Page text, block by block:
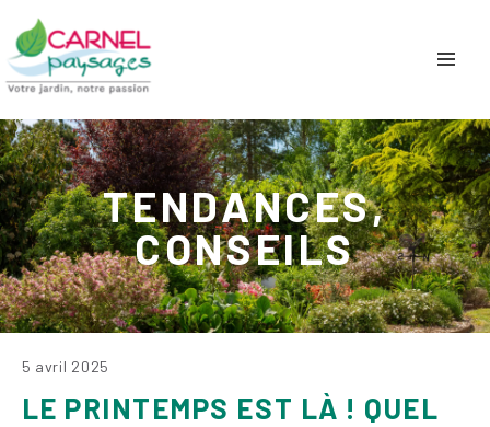
TENDANCES,
CONSEILS
5 avril 2025
LE PRINTEMPS EST LÀ ! QUEL